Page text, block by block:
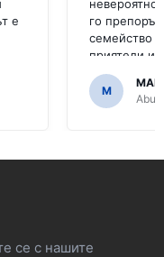
е
го
семейство
приятели и
че го
M
Abu
се с нашите